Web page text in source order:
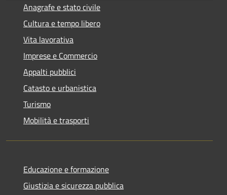
Anagrafe e stato civile
Cultura e tempo libero
Vita lavorativa
Imprese e Commercio
Appalti pubblici
Catasto e urbanistica
Turismo
Mobilità e trasporti
Educazione e formazione
Giustizia e sicurezza pubblica